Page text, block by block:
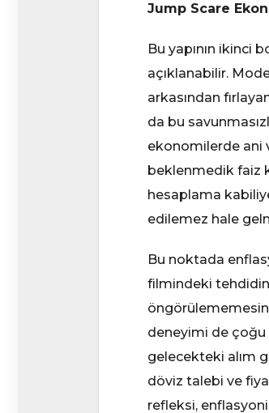
Jump Scare
Bu yapının ikinci
açıklanabilir.
arkasından
da bu
ekonomilerde ani
beklenmedik faiz
hesaplama
edilemez hale
Bu noktada
filmindeki tehdidin
deneyimi de çoğu
gelecekteki alım
döviz talebi ve
refleksi,